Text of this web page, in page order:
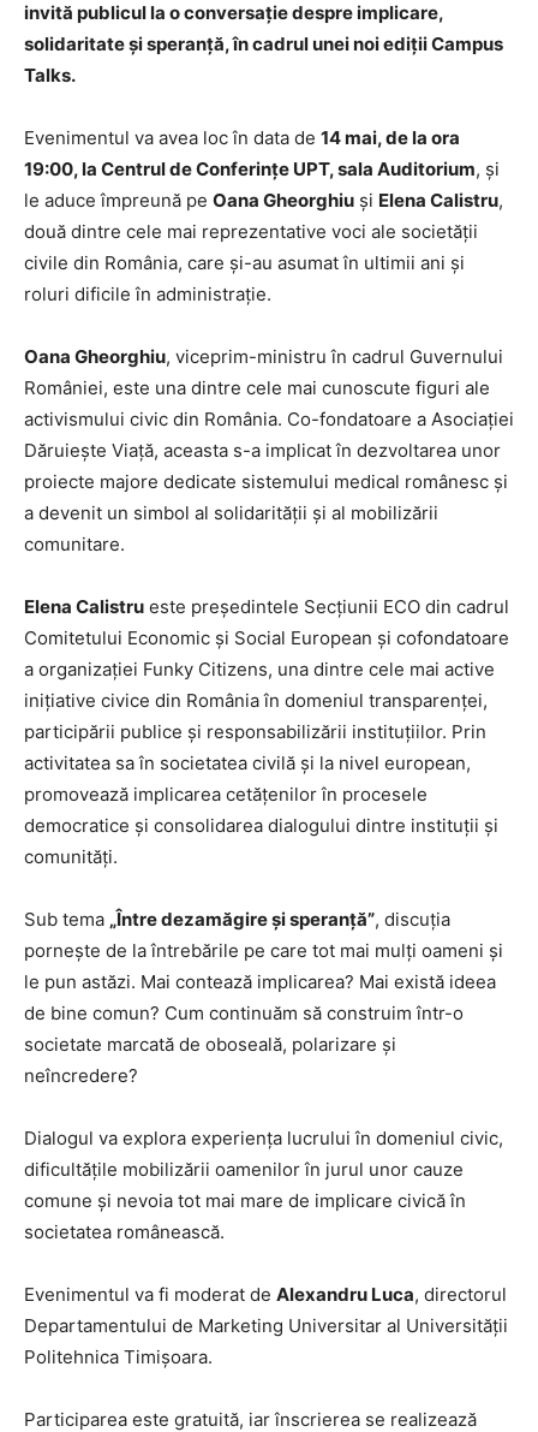
invită publicul la o conversație despre implicare,
solidaritate și speranță, în cadrul unei noi ediții Campus
Talks.
Evenimentul va avea loc în data de 14 mai, de la ora
19:00, la Centrul de Conferințe UPT, sala Auditorium, și
le aduce împreună pe Oana Gheorghiu și Elena Calistru,
două dintre cele mai reprezentative voci ale societății
civile din România, care și-au asumat în ultimii ani și
roluri dificile în administrație.
Oana Gheorghiu, viceprim-ministru în cadrul Guvernului
României, este una dintre cele mai cunoscute figuri ale
activismului civic din România. Co-fondatoare a Asociației
Dăruiește Viață, aceasta s-a implicat în dezvoltarea unor
proiecte majore dedicate sistemului medical românesc și
a devenit un simbol al solidarității și al mobilizării
comunitare.
Elena Calistru este președintele Secțiunii ECO din cadrul
Comitetului Economic și Social European și cofondatoare
a organizației Funky Citizens, una dintre cele mai active
inițiative civice din România în domeniul transparenței,
participării publice și responsabilizării instituțiilor. Prin
activitatea sa în societatea civilă și la nivel european,
promovează implicarea cetățenilor în procesele
democratice și consolidarea dialogului dintre instituții și
comunități.
Sub tema „Între dezamăgire și speranță”, discuția
pornește de la întrebările pe care tot mai mulți oameni și
le pun astăzi. Mai contează implicarea? Mai există ideea
de bine comun? Cum continuăm să construim într-o
societate marcată de oboseală, polarizare și
neîncredere?
Dialogul va explora experiența lucrului în domeniul civic,
dificultățile mobilizării oamenilor în jurul unor cauze
comune și nevoia tot mai mare de implicare civică în
societatea românească.
Evenimentul va fi moderat de Alexandru Luca, directorul
Departamentului de Marketing Universitar al Universității
Politehnica Timișoara.
Participarea este gratuită, iar înscrierea se realizează